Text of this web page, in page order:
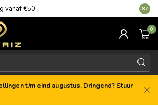
vanaf €50 8.7
0
t/m eind augustus. Dringend? Stuur